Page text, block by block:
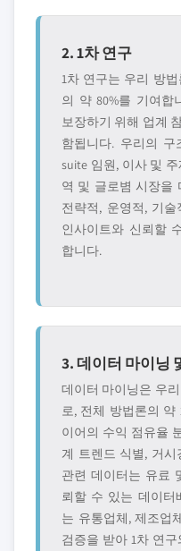
2. 1차 연구
1차 연구는 우리 방
의 약 80%를 기여합
보장하기 위해 업계
함됩니다. 우리의
suite 임원, 이사 및
역 및 글로볌 시장을
전략적, 운영적, 기
인사이트와 신뢰할
합니다.
3. 데이터 마이닝
데이터 마이닝은 우
로, 전체 방법론의 약
이어의 수익 점유율
계 트렌드 식별, 거
관련 데이터는 유료
뢰할 수 있는 데이터
는 유통업체, 제조업
검증을 받아 1차 연